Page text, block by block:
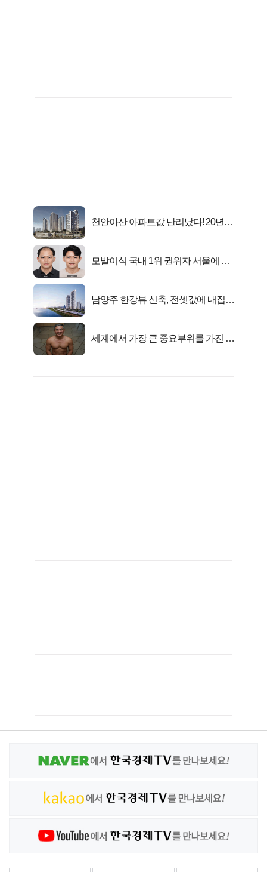
천안아산 아파트값 난리났다! 20년
모발이식 국내 1위 권위자 서울에 있
남양주 한강뷰 신축, 전셋값에 내집마
세계에서 가장 큰 중요부위를 가진 남